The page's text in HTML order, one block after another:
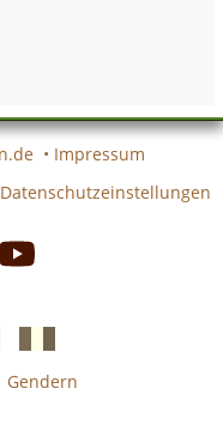
• Impressum
Datenschutzeinstellungen
italienische
Gendern